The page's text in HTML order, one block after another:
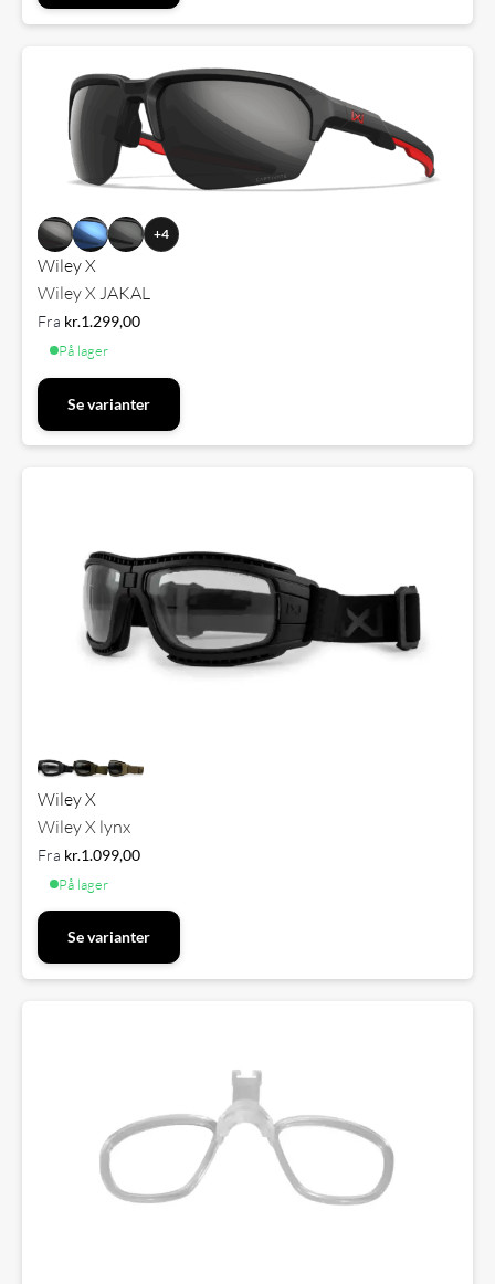
+4
Wiley X
Wiley X JAKAL
Fra kr.1.299,00
På lager
Se varianter
Wiley X
Wiley X lynx
Fra kr.1.099,00
På lager
Se varianter